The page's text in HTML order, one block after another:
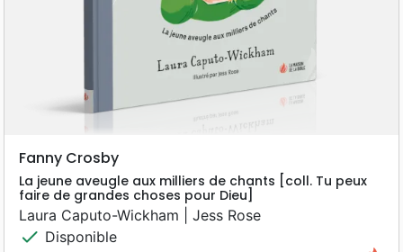
Fanny Crosby
La jeune aveugle aux milliers de chants [coll. Tu peux
faire de grandes choses pour Dieu]
Laura Caputo-Wickham | Jess Rose
check Disponible